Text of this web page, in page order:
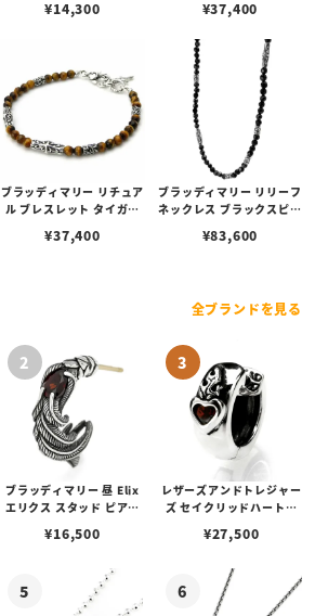
¥14,300 ¥37,400
ブラッディマリー リチュア
ル ブレスレット タイガー
¥37,400
ブラッディマリー リリーフ
ネックレス ブラックスピネ
¥83,600
全ブランドを見る
ブラッディマリー 昼 Elix
エリクス スタッド ピアス
¥16,500
レザーズアンドトレジャー
ズ セイクリッドハートピ
¥27,500